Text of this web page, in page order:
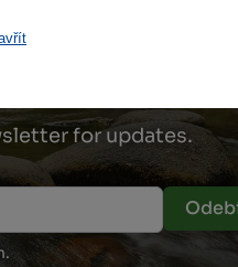
Vysočina
for updates.